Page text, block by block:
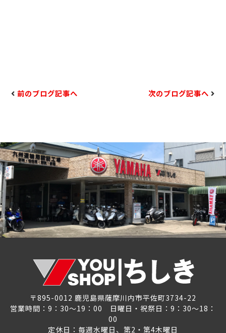
前のブログ記事へ 次のブログ記事へ
〒895-0012 鹿児島県薩摩川内市平佐町3734-22
営業時間：9：30～19：00 日曜日・祝祭日：9：30～18：
00
定休日：毎週水曜日、第2・第4木曜日